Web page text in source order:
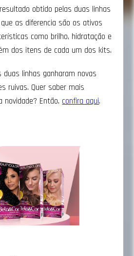
obtido pelas duas linhas
as diferencia são os ativos
como brilho, hidratação e
dos itens de cada um dos kits.
duas linhas ganharam novas
ruivas. Quer saber mais
Então, confira aqui.